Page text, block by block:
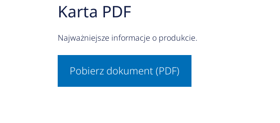
Karta PDF
Najważniejsze informacje o produkcie.
Pobierz dokument (PDF)